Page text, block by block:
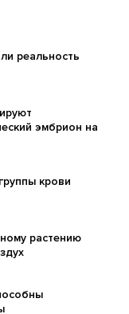
реальность
эмбрион на
крови
растению